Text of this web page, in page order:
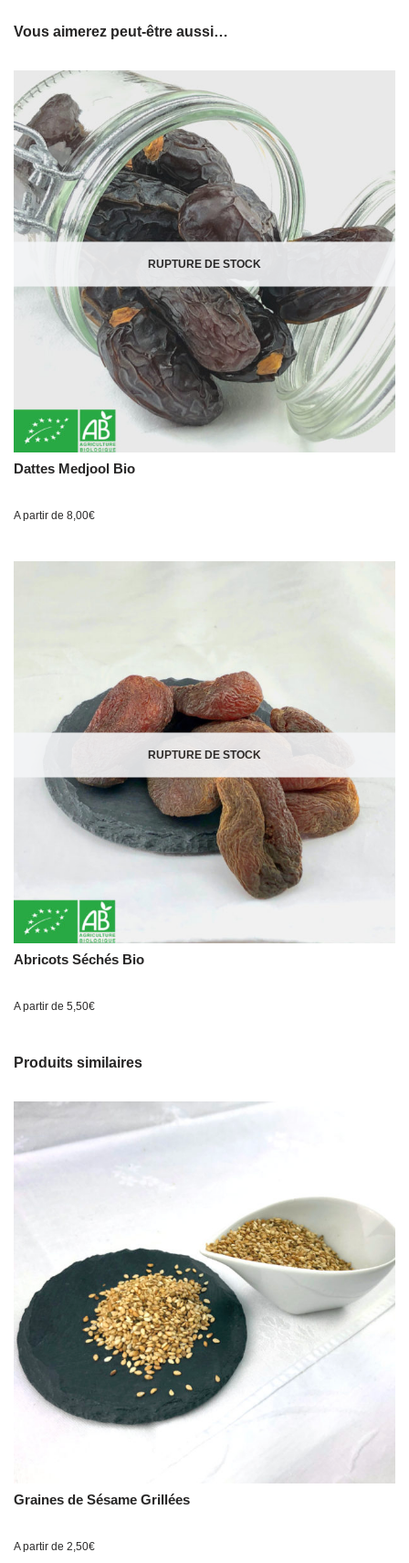
Vous aimerez peut-être aussi…
RUPTURE DE STOCK
Dattes Medjool Bio
A partir de 8,00€
RUPTURE DE STOCK
Abricots Séchés Bio
A partir de 5,50€
Produits similaires
Graines de Sésame Grillées
A partir de 2,50€